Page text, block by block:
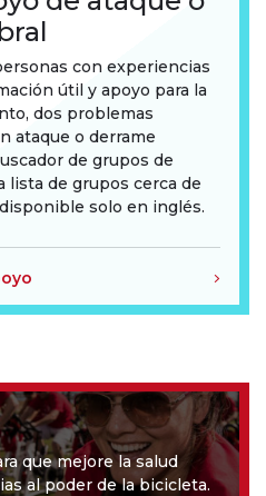
con experiencias
útil y apoyo para la
dos problemas
ataque o derrame
de grupos de
lista de grupos cerca de
solo en inglés.
que mejore la salud
al poder de la bicicleta.